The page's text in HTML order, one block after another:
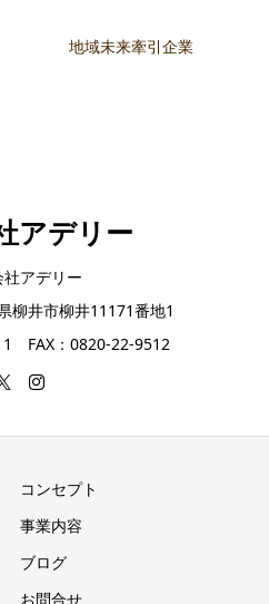
地域未来牽引企業
アデリー
アデリー
井市柳井11171番地1
FAX：0820-22-9512
コンセプト
事業内容
ブログ
お問合せ